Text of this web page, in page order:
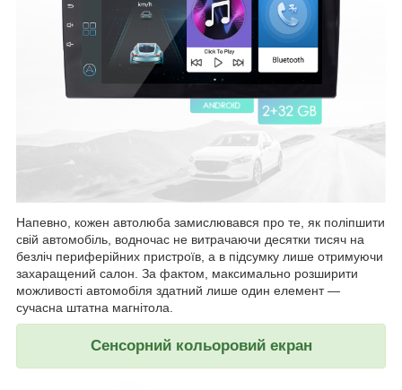
Напевно, кожен автолюба замислювався про те, як поліпшити
свій автомобіль, водночас не витрачаючи десятки тисяч на
безліч периферійних пристроїв, а в підсумку лише отримуючи
захаращений салон. За фактом, максимально розширити
можливості автомобіля здатний лише один елемент —
сучасна штатна магнітола.
Сенсорний кольоровий екран